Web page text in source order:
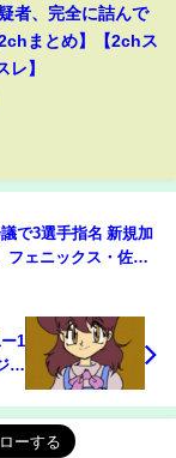
者、完全に詰んで
まとめ】【2chス
レ】
で3選手指名 新規加
フェニックス・佐野
1